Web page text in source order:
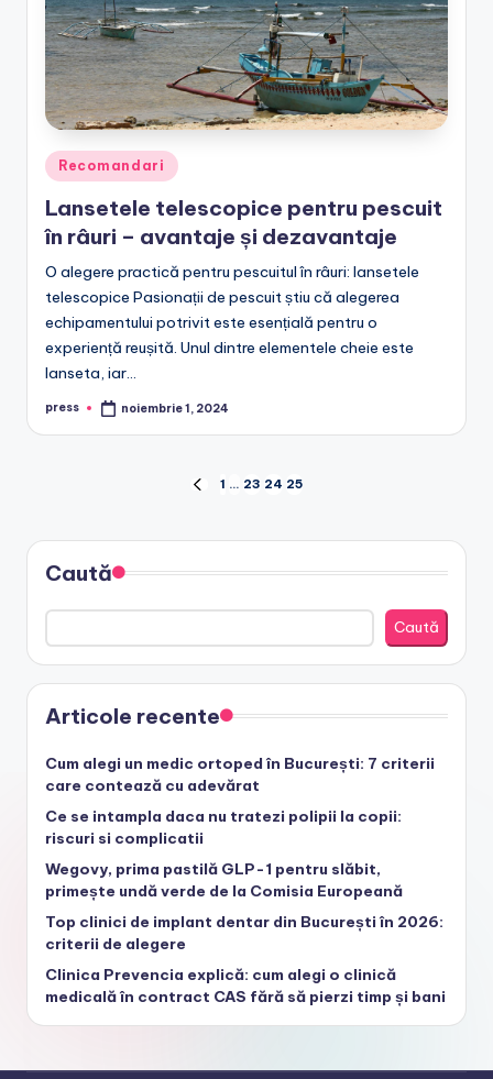
Posted
in
Recomandari
Lansetele telescopice pentru pescuit
în râuri – avantaje și dezavantaje
O alegere practică pentru pescuitul în râuri: lansetele
telescopice Pasionații de pescuit știu că alegerea
echipamentului potrivit este esențială pentru o
experiență reușită. Unul dintre elementele cheie este
lanseta, iar…
Posted
press noiembrie 1, 2024
articole
PREVIOUS
1 … 23 24 25
Caută
Caută
Articole recente
Cum alegi un medic ortoped în București: 7 criterii
care contează cu adevărat
Ce se intampla daca nu tratezi polipii la copii:
riscuri si complicatii
Wegovy, prima pastilă GLP-1 pentru slăbit,
primește undă verde de la Comisia Europeană
Top clinici de implant dentar din București în 2026:
criterii de alegere
Clinica Prevencia explică: cum alegi o clinică
medicală în contract CAS fără să pierzi timp și bani